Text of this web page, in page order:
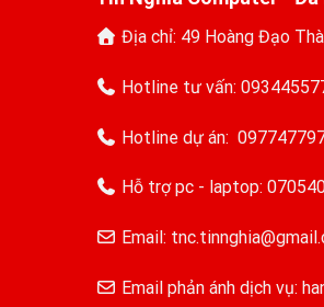
Địa chỉ: 49 Hoàng Đạo
Hotline tư vấn:
Hotline dự án:
Hỗ trợ pc - laptop:
Email:
Email phản ánh dịch vụ: